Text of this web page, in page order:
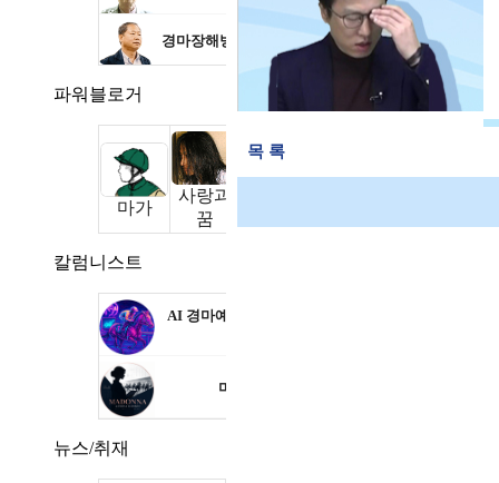
경마장해방일지 홍대유
파워블로거
마가
사랑과
꿈
칼럼니스트
AI 경마예상 딸
마돈나
뉴스/취재
목 록